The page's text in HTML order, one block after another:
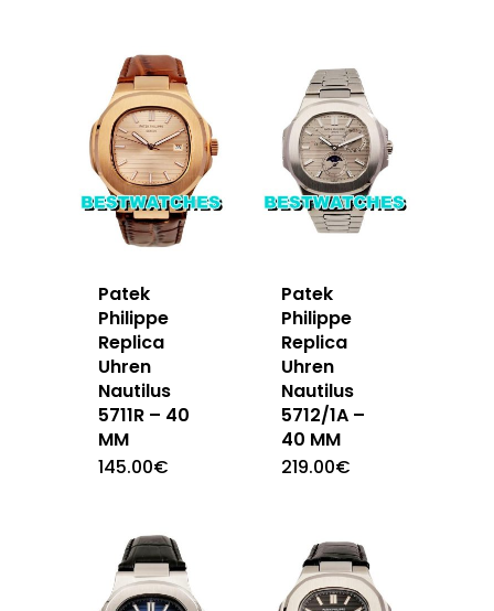
Patek
Philippe
Replica
Uhren
Nautilus
5711R – 40
MM
145.00€
Patek
Philippe
Replica
Uhren
Nautilus
5712/1A –
40 MM
219.00€